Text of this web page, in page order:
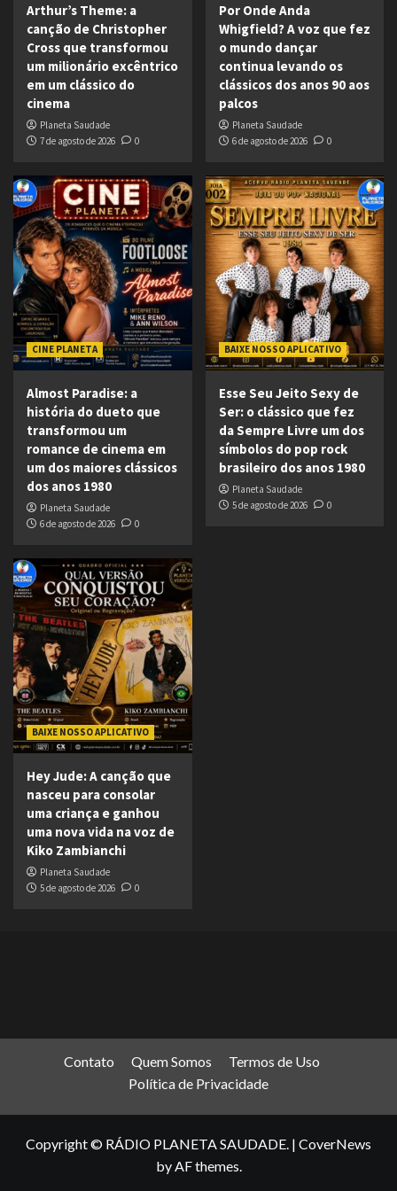
Arthur’s Theme: a
canção de Christopher
Cross que transformou
um milionário excêntrico
em um clássico do
cinema
Planeta Saudade
7 de agosto de 2026
0
Por Onde Anda
Whigfield? A voz que fez
o mundo dançar
continua levando os
clássicos dos anos 90 aos
palcos
Planeta Saudade
6 de agosto de 2026
0
CINE PLANETA
Almost Paradise: a
história do dueto que
transformou um
romance de cinema em
um dos maiores clássicos
dos anos 1980
Planeta Saudade
6 de agosto de 2026
0
BAIXE NOSSO APLICATIVO
Esse Seu Jeito Sexy de
Ser: o clássico que fez
da Sempre Livre um dos
símbolos do pop rock
brasileiro dos anos 1980
Planeta Saudade
5 de agosto de 2026
0
BAIXE NOSSO APLICATIVO
Hey Jude: A canção que
nasceu para consolar
uma criança e ganhou
uma nova vida na voz de
Kiko Zambianchi
Planeta Saudade
5 de agosto de 2026
0
Contato Quem Somos
Termos de Uso
Política de Privacidade
Copyright © RÁDIO PLANETA SAUDADE. | CoverNews
by AF themes.